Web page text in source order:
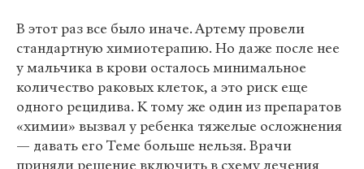
В этот раз все было иначе. Артему провели
стандартную химиотерапию. Но даже после нее
у мальчика в крови осталось минимальное
количество раковых клеток, а это риск еще
одного рецидива. К тому же один из препаратов
«химии» вызвал у ребенка тяжелые осложнения
— давать его Теме больше нельзя. Врачи